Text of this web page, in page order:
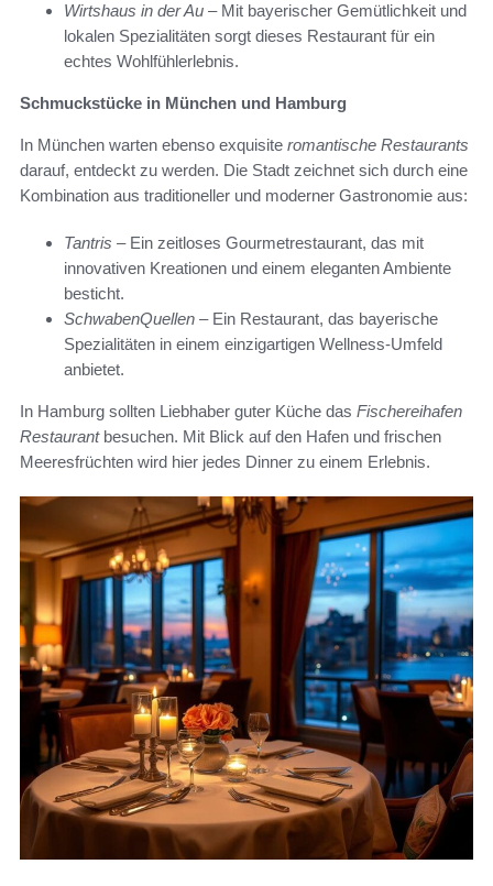
Wirtshaus in der Au – Mit bayerischer Gemütlichkeit und
lokalen Spezialitäten sorgt dieses Restaurant für ein
echtes Wohlfühlerlebnis.
Schmuckstücke in München und Hamburg
In München warten ebenso exquisite romantische Restaurants
darauf, entdeckt zu werden. Die Stadt zeichnet sich durch eine
Kombination aus traditioneller und moderner Gastronomie aus:
Tantris – Ein zeitloses Gourmetrestaurant, das mit
innovativen Kreationen und einem eleganten Ambiente
besticht.
SchwabenQuellen – Ein Restaurant, das bayerische
Spezialitäten in einem einzigartigen Wellness-Umfeld
anbietet.
In Hamburg sollten Liebhaber guter Küche das Fischereihafen
Restaurantbesuchen. Mit Blick auf den Hafen und frischen
Meeresfrüchten wird hier jedes Dinner zu einem Erlebnis.